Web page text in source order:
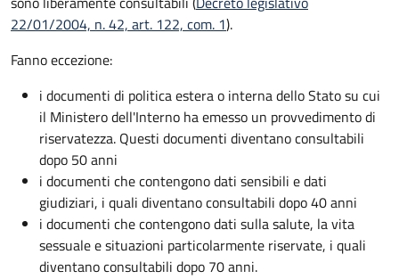
22/01/2004, n. 42, art. 122, com. 1).
Fanno eccezione:
i documenti di politica estera o interna dello Stato su cui
il Ministero dell'Interno ha emesso un provvedimento di
riservatezza. Questi documenti diventano consultabili
dopo 50 anni
i documenti che contengono dati sensibili e dati
giudiziari, i quali diventano consultabili dopo 40 anni
i documenti che contengono dati sulla salute, la vita
sessuale e situazioni particolarmente riservate, i quali
diventano consultabili dopo 70 anni.